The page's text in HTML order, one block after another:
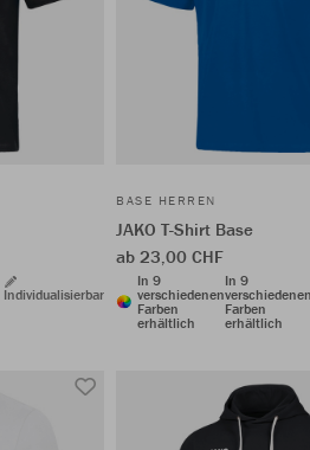
Individualisierbar
BASE HERREN
JAKO T-Shirt Base
ab 23,00 CHF
In 9
verschiedenen
Farben
erhältlich
In 9
Farben
erhältlich